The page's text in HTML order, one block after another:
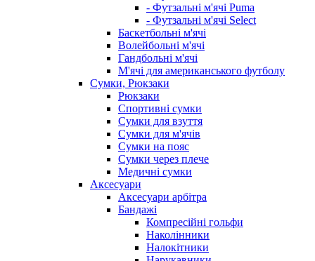
- Футзальні м'ячі Puma
- Футзальні м'ячі Select
Баскетбольні м'ячі
Волейбольні м'ячі
Гандбольні м'ячі
М'ячі для американського футболу
Сумки, Рюкзаки
Рюкзаки
Спортивні сумки
Сумки для взуття
Сумки для м'ячів
Сумки на пояс
Сумки через плече
Медичні сумки
Аксесуари
Аксесуари арбітра
Бандажі
Компресійні гольфи
Наколінники
Налокітники